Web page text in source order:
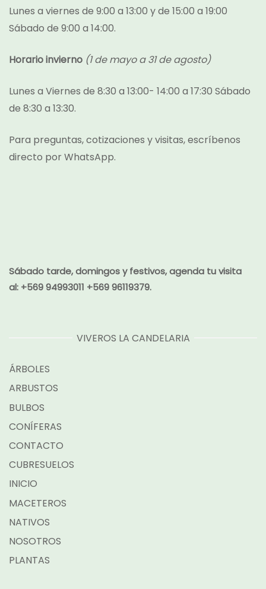
Lunes a viernes de 9:00 a 13:00 y de 15:00 a 19:00
Sábado de 9:00 a 14:00.
Horario invierno (1 de mayo a 31 de agosto)
Lunes a Viernes de 8:30 a 13:00- 14:00 a 17:30 Sábado
de 8:30 a 13:30.
Para preguntas, cotizaciones y visitas, escríbenos
directo porWhatsApp.
Sábado tarde, domingos y festivos, agenda tu visita
al: +569 94993011 +569 96119379.
VIVEROS LA CANDELARIA
ÁRBOLES
ARBUSTOS
BULBOS
CONÍFERAS
CONTACTO
CUBRESUELOS
INICIO
MACETEROS
NATIVOS
NOSOTROS
PLANTAS